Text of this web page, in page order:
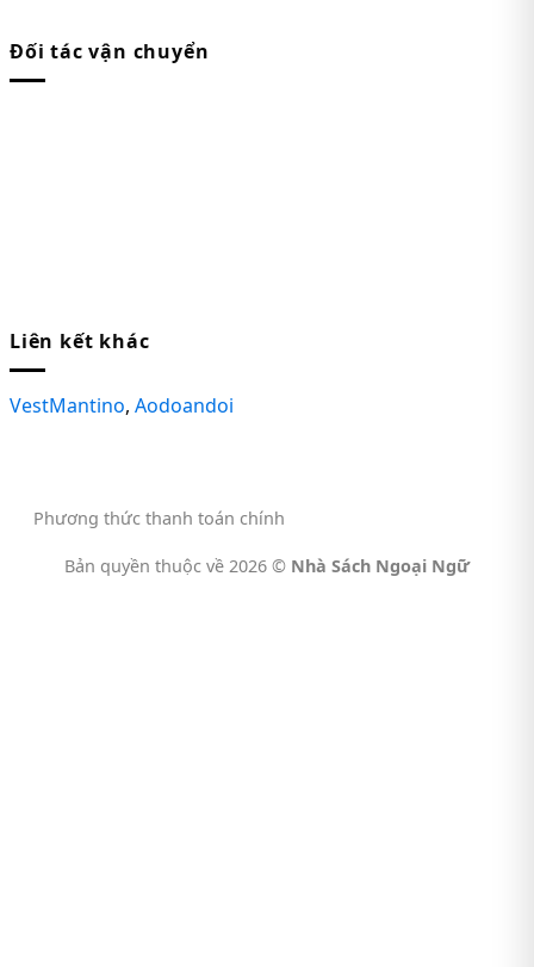
Đối tác vận chuyển
Liên kết khác
VestMantino, Aodoandoi
Phương thức thanh toán chính
Bản quyền thuộc về 2026 © Nhà Sách Ngoại Ngữ